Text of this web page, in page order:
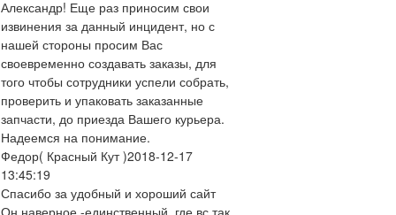
Александр! Еще раз приносим свои
извинения за данный инцидент, но с
нашей стороны просим Вас
своевременно создавать заказы, для
того чтобы сотрудники успели собрать,
проверить и упаковать заказанные
запчасти, до приезда Вашего курьера.
Надеемся на понимание.
Федор( Красный Кут )2018-12-17
13:45:19
Спасибо за удобный и хороший сайт
Он наверное -единственный, где вс так